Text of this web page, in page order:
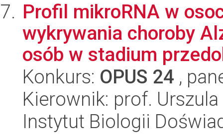
Profil mikroRNA w
wykrywania choroby
osób w stadium
Konkurs: OPUS 24 ,
Kierownik: prof.
Instytut Biologii